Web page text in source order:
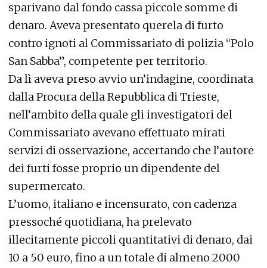
sparivano dal fondo cassa piccole somme di
denaro. Aveva presentato querela di furto
contro ignoti al Commissariato di polizia “Polo
San Sabba”, competente per territorio.
Da lì aveva preso avvio un’indagine, coordinata
dalla Procura della Repubblica di Trieste,
nell’ambito della quale gli investigatori del
Commissariato avevano effettuato mirati
servizi di osservazione, accertando che l’autore
dei furti fosse proprio un dipendente del
supermercato.
L’uomo, italiano e incensurato, con cadenza
pressoché quotidiana, ha prelevato
illecitamente piccoli quantitativi di denaro, dai
10 a 50 euro, fino a un totale di almeno 2000